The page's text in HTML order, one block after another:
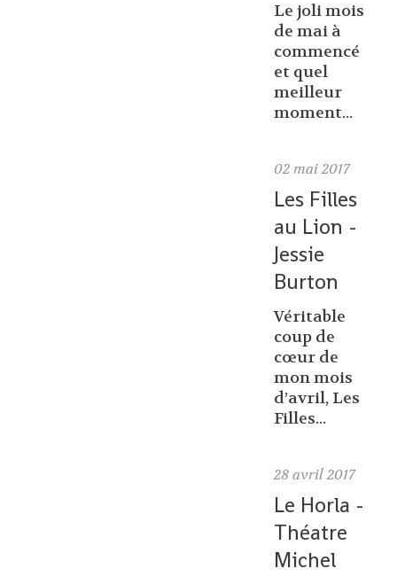
Le joli mois
de mai à
commencé
et quel
meilleur
moment...
02 mai 2017
Les Filles
au Lion -
Jessie
Burton
Véritable
coup de
cœur de
mon mois
d’avril, Les
Filles...
28 avril 2017
Le Horla -
Théatre
Michel